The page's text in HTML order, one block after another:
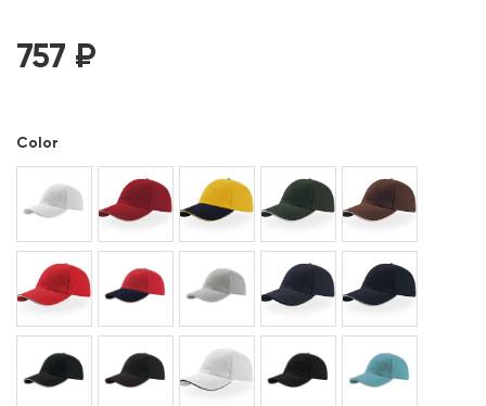
757 ₽
Color